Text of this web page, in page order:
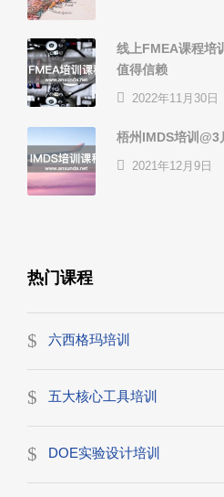
线上FMEA课程培
值得信赖
2022年11月30日
梧州IMDS培训@3
2021年12月9日
热门课程
六西格玛培训
五大核心工具培训
DOE实验设计培训